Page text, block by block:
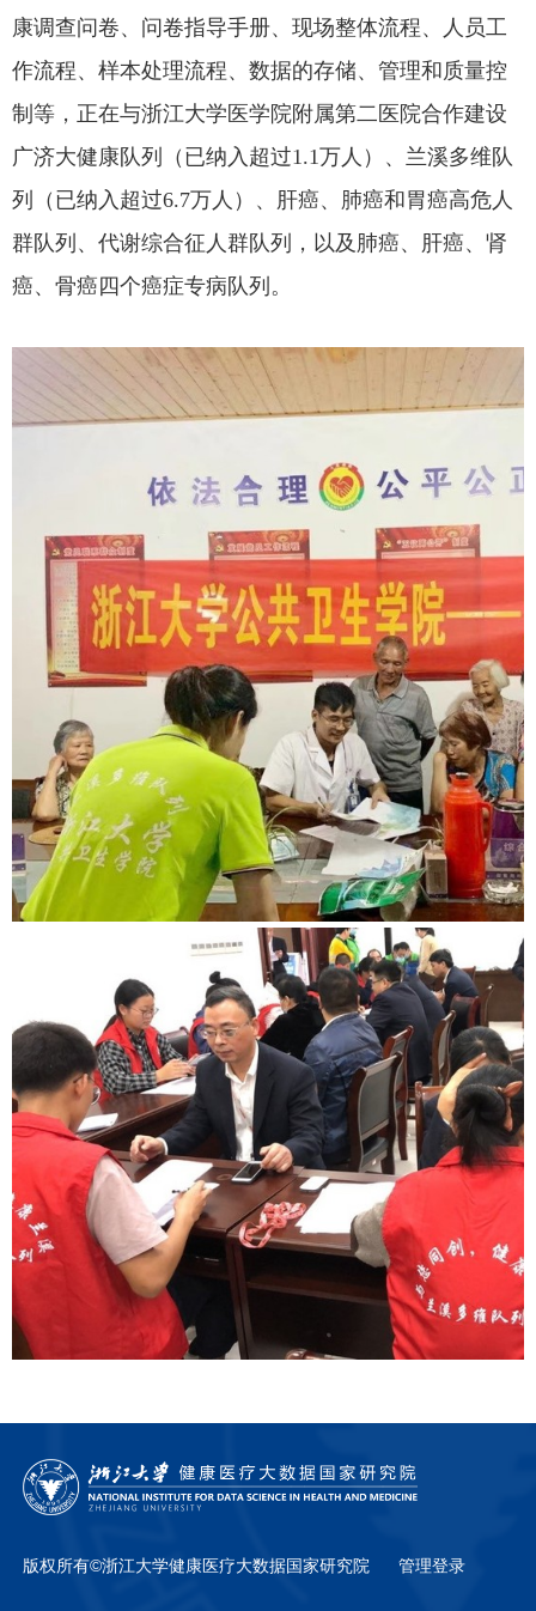
康调查问卷、问卷指导手册、现场整体流程、人员工
作流程、样本处理流程、数据的存储、管理和质量控
制等，正在与浙江大学医学院附属第二医院合作建设
广济大健康队列（已纳入超过1.1万人）、兰溪多维队
列（已纳入超过6.7万人）、肝癌、肺癌和胃癌高危人
群队列、代谢综合征人群队列，以及肺癌、肝癌、肾
癌、骨癌四个癌症专病队列。
版权所有©浙江大学健康医疗大数据国家研究院 管理登录